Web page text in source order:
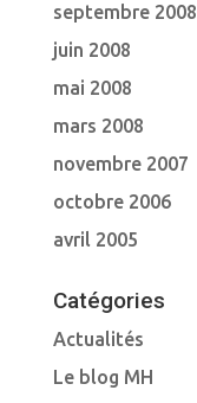
septembre 2008
juin 2008
mai 2008
mars 2008
novembre 2007
octobre 2006
avril 2005
Catégories
Actualités
Le blog MH